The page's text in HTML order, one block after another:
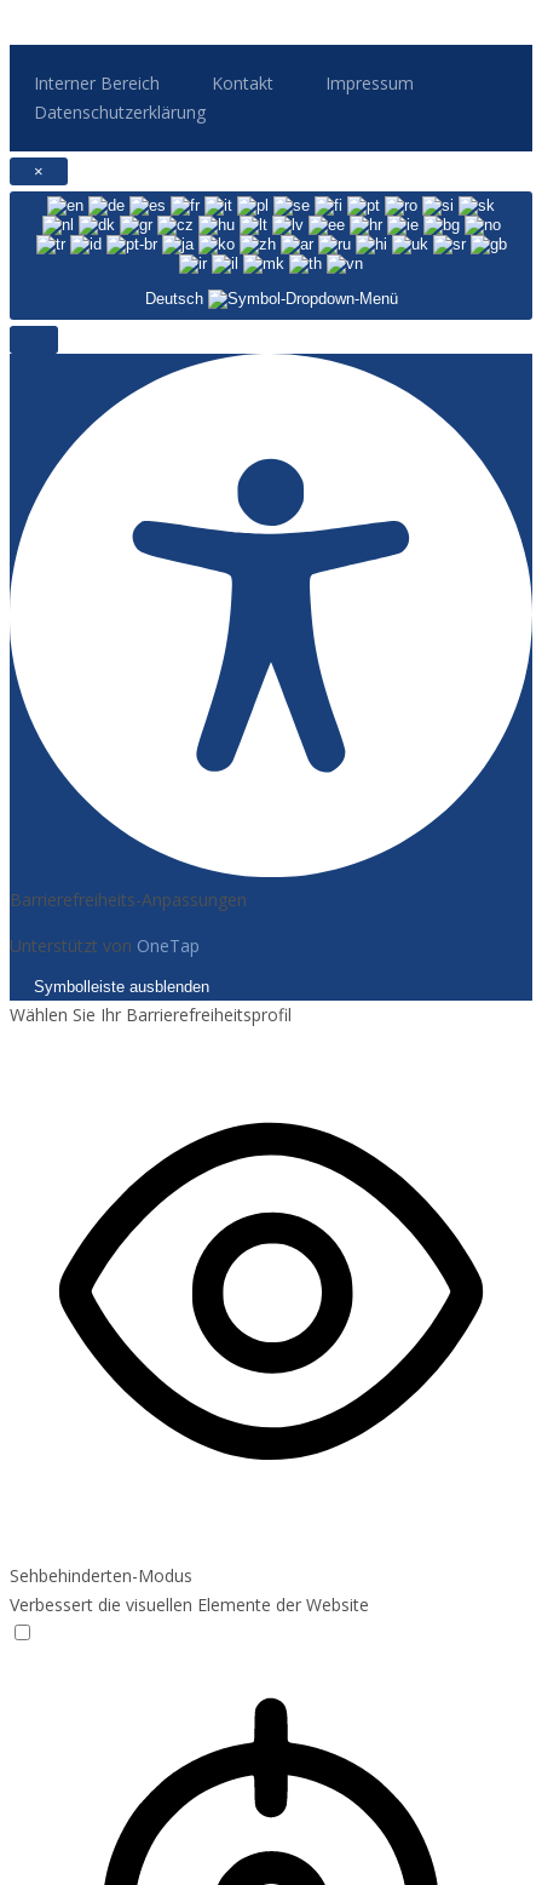
Interner Bereich Kontakt
Impressum
Datenschutzerklärung
×
Deutsch
Barrierefreiheits-Anpassungen
Unterstützt von OneTap
Symbolleiste ausblenden
Wählen Sie Ihr Barrierefreiheitsprofil
Sehbehinderten-Modus
Verbessert die visuellen Elemente der Website